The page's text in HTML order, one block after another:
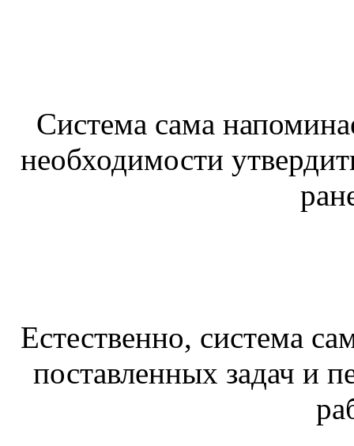
Система сама
необходимости
Естественно, система
поставленных задач и